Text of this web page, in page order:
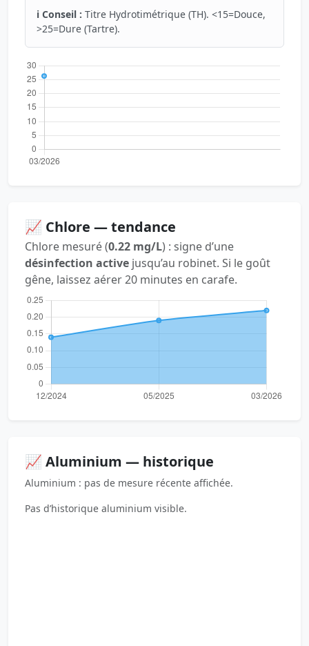
ℹ️ Conseil : Titre Hydrotimétrique (TH). <15=Douce,
>25=Dure (Tartre).
📈 Chlore — tendance
Chlore mesuré (0.22 mg/L) : signe d’une
désinfection active jusqu’au robinet. Si le goût
gêne, laissez aérer 20 minutes en carafe.
📈 Aluminium — historique
Aluminium : pas de mesure récente affichée.
Pas d’historique aluminium visible.